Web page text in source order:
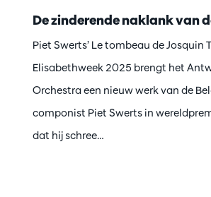
De zinderende naklank van
Piet Swerts’ Le tombeau de Josquin
Elisabethweek 2025 brengt het
Orchestra een nieuw werk van de
componist Piet Swerts in
dat hij schree…